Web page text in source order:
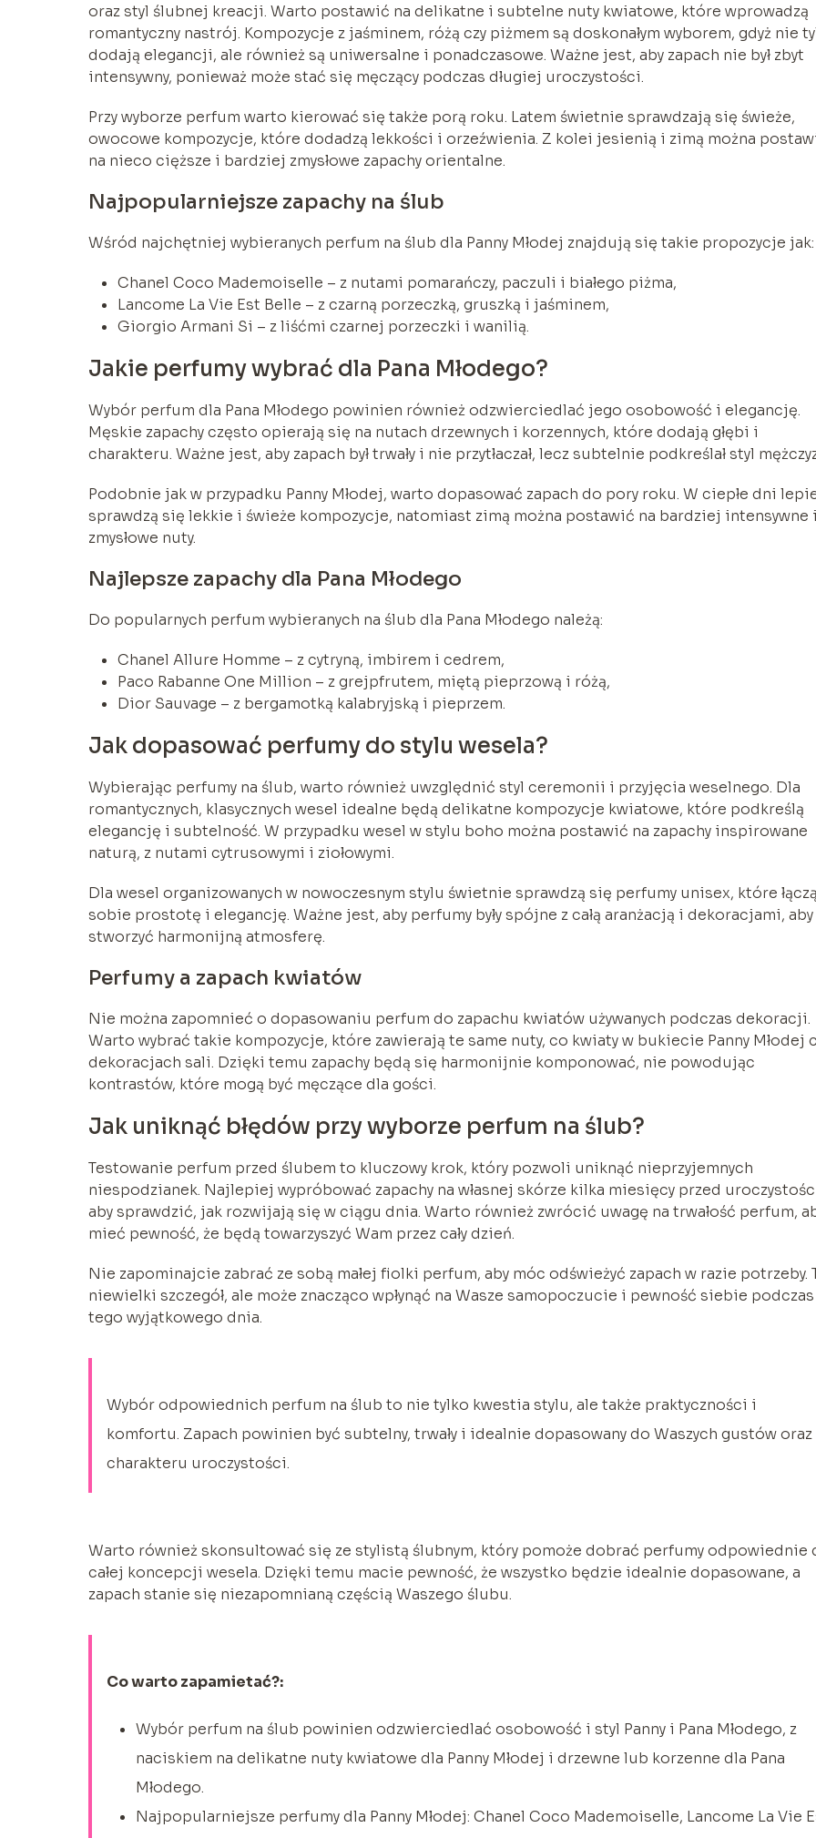
oraz styl ślubnej kreacji. Warto postawić na delikatne i subtelne nuty kwiatowe, które wprowadzą
romantyczny nastrój. Kompozycje z jaśminem, różą czy piżmem są doskonałym wyborem, gdyż nie
dodają elegancji, ale również są uniwersalne i ponadczasowe. Ważne jest, aby zapach nie był zbyt
intensywny, ponieważ może stać się męczący podczas długiej uroczystości.
Przy wyborze perfum warto kierować się także porą roku. Latem świetnie sprawdzają się świeże,
owocowe kompozycje, które dodadzą lekkości i orzeźwienia. Z kolei jesienią i zimą można
na nieco cięższe i bardziej zmysłowe zapachy orientalne.
Najpopularniejsze zapachy na ślub
Wśród najchętniej wybieranych perfum na ślub dla Panny Młodej znajdują się takie propozycje jak:
Chanel Coco Mademoiselle – z nutami pomarańczy, paczuli i białego piżma,
Lancome La Vie Est Belle – z czarną porzeczką, gruszką i jaśminem,
Giorgio Armani Si – z liśćmi czarnej porzeczki i wanilią.
Jakie perfumy wybrać dla Pana Młodego?
Wybór perfum dla Pana Młodego powinien również odzwierciedlać jego osobowość i elegancję.
Męskie zapachy często opierają się na nutach drzewnych i korzennych, które dodają głębi i
charakteru. Ważne jest, aby zapach był trwały i nie przytłaczał, lecz subtelnie podkreślał styl
Podobnie jak w przypadku Panny Młodej, warto dopasować zapach do pory roku. W ciepłe dni
sprawdzą się lekkie i świeże kompozycje, natomiast zimą można postawić na bardziej intensywne
zmysłowe nuty.
Najlepsze zapachy dla Pana Młodego
Do popularnych perfum wybieranych na ślub dla Pana Młodego należą:
Chanel Allure Homme – z cytryną, imbirem i cedrem,
Paco Rabanne One Million – z grejpfrutem, miętą pieprzową i różą,
Dior Sauvage – z bergamotką kalabryjską i pieprzem.
Jak dopasować perfumy do stylu wesela?
Wybierając perfumy na ślub, warto również uwzględnić styl ceremonii i przyjęcia weselnego. Dla
romantycznych, klasycznych wesel idealne będą delikatne kompozycje kwiatowe, które podkreślą
elegancję i subtelność. W przypadku wesel w stylu boho można postawić na zapachy inspirowane
naturą, z nutami cytrusowymi i ziołowymi.
Dla wesel organizowanych w nowoczesnym stylu świetnie sprawdzą się perfumy unisex, które
sobie prostotę i elegancję. Ważne jest, aby perfumy były spójne z całą aranżacją i dekoracjami, aby
stworzyć harmonijną atmosferę.
Perfumy a zapach kwiatów
Nie można zapomnieć o dopasowaniu perfum do zapachu kwiatów używanych podczas dekoracji.
Warto wybrać takie kompozycje, które zawierają te same nuty, co kwiaty w bukiecie Panny Młodej
dekoracjach sali. Dzięki temu zapachy będą się harmonijnie komponować, nie powodując
kontrastów, które mogą być męczące dla gości.
Jak uniknąć błędów przy wyborze perfum na ślub?
Testowanie perfum przed ślubem to kluczowy krok, który pozwoli uniknąć nieprzyjemnych
niespodzianek. Najlepiej wypróbować zapachy na własnej skórze kilka miesięcy przed
aby sprawdzić, jak rozwijają się w ciągu dnia. Warto również zwrócić uwagę na trwałość perfum,
mieć pewność, że będą towarzyszyć Wam przez cały dzień.
Nie zapominajcie zabrać ze sobą małej fiolki perfum, aby móc odświeżyć zapach w razie potrzeby.
niewielki szczegół, ale może znacząco wpłynąć na Wasze samopoczucie i pewność siebie podczas
tego wyjątkowego dnia.
Wybór odpowiednich perfum na ślub to nie tylko kwestia stylu, ale także praktyczności i
komfortu. Zapach powinien być subtelny, trwały i idealnie dopasowany do Waszych gustów oraz
charakteru uroczystości.
Warto również skonsultować się ze stylistą ślubnym, który pomoże dobrać perfumy odpowiednie
całej koncepcji wesela. Dzięki temu macie pewność, że wszystko będzie idealnie dopasowane, a
zapach stanie się niezapomnianą częścią Waszego ślubu.
Co warto zapamietać?:
Wybór perfum na ślub powinien odzwierciedlać osobowość i styl Panny i Pana Młodego, z
naciskiem na delikatne nuty kwiatowe dla Panny Młodej i drzewne lub korzenne dla Pana
Młodego.
Najpopularniejsze perfumy dla Panny Młodej: Chanel Coco Mademoiselle, Lancome La Vie